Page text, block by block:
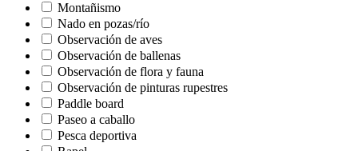
Montañismo
Nado en pozas/río
Observación de aves
Observación de ballenas
Observación de flora y fauna
Observación de pinturas rupestres
Paddle board
Paseo a caballo
Pesca deportiva